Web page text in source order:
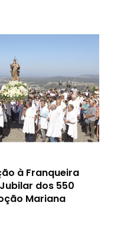
à Franqueira
dos 550
Mariana